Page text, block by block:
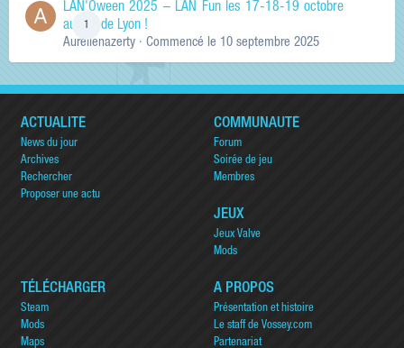
LAN'Oween 2025 – LAN Fun les 17-18-19 octobre
au sud de Lyon !
Aurelienazerty · Commencé le 10 septembre 2025
ACTUALITÉ
News du jour
Archives
Rechercher
Proposer une actu
COMMUNAUTÉ
Forum
Soirée de jeu
Membres
JEUX
Jeux Valve
Mods
TÉLÉCHARGER
Steam
Mods
Maps
A PROPOS
Présentation et histoire
Le staff de Vossey.com
Partenariat